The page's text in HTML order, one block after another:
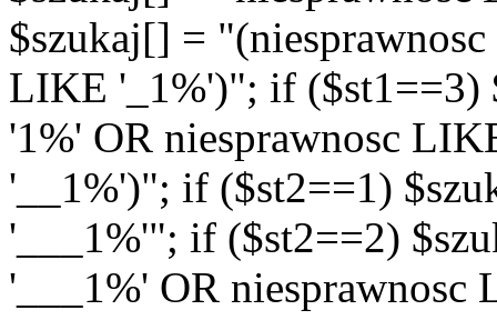
$szukaj[] =
LIKE '_1%')"; if ($st1==3)
'1%' OR niesprawnosc
'__1%')"; if ($st2==1)
'___1%'"; if ($st2==2)
'___1%' OR